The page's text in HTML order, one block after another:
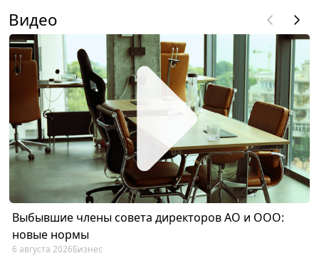
Видео
Выбывшие члены совета директоров АО и ООО:
новые нормы
6 августа 2026Бизнес